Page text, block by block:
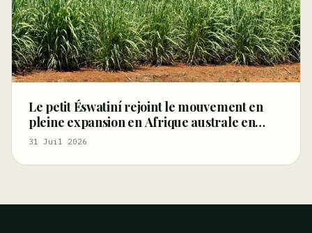
Le petit Éswatiní rejoint le mouvement en
pleine expansion en Afrique australe en
faveur du chanvre industriel
31 Juil 2026